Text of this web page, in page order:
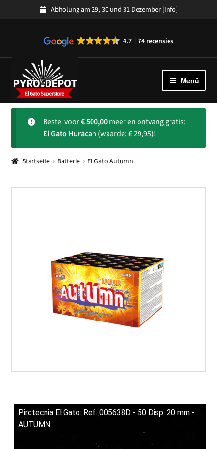
Abholung am 29, 30 und 31 Dezember[Info]
4.7 74 recensies
Navigation
springen
Inhalt
springen
Menü
Kollektion
Spanisches Feuerwerk
Uber ons
Bestel voor€500,00meer en ontvang gratis:
El Gato Huracan (waarde: € 29,95)!
Startseite Batterie El Gato Autumn
Pirotecnia El Gato: Ref. 005638D - 50 Disp. 20 mm -
AUTUMN